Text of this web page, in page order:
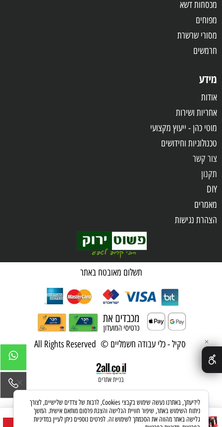
סט תחזוקה Brushless 20V פטישון נטען
מכסחות דשא
מפוחים
מסורי שרשרת
חרמשים
מידע
אודות
אחריות ושירות
מוטי כהן - ייעוץ מקצועי
טכנולוגיות וחידושים
צור קשר
תקנון
DIY
מאמרים
הצהרת נגישות
תשלום מאובטח באתר
סקיל - כלי עבודה חשמליים © All Rights Reserved
בניית אתרים
✕
לידיעתך, באתרנו נעשה שימוש בקבצי Cookies, לרבות של צדדים שלישיים, לצורך
ניתוח השימוש באתר, שיפור חוויית הגלישה והצגת פרסום מותאם אישית. המשך
גלישה באתר מהווה את הסכמתך לשימוש זה. לפרטים נוספים ניתן לעיין במדיניות